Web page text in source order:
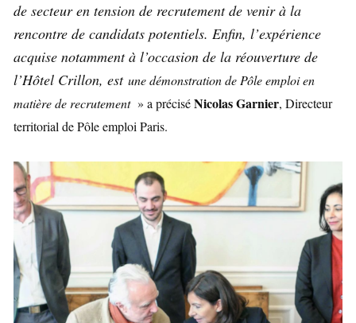
de secteur en tension de recrutement de venir à la
rencontre de candidats potentiels. Enfin, l’expérience
acquise notamment à l’occasion de la réouverture de
l’Hôtel Crillon, est une démonstration de Pôle emploi en
matière de recrutement» a préciséNicolas Garnier, Directeur
territorial de Pôle emploi Paris.